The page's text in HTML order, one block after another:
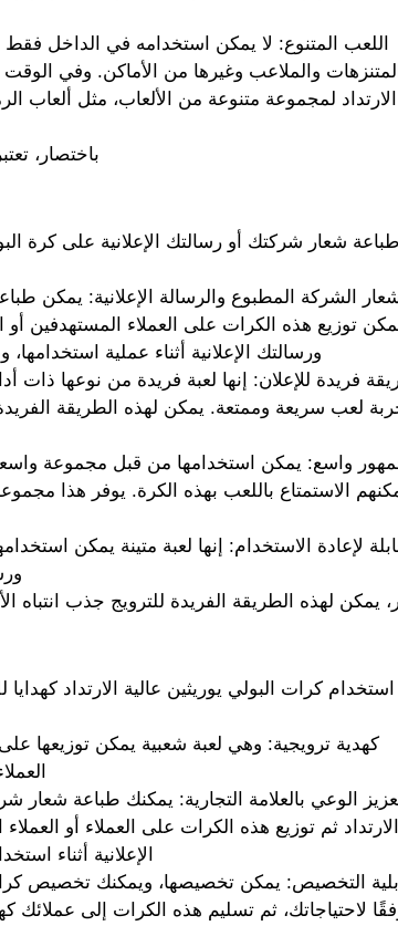
اللعب المتنوع: لا يمكن استخدامه في الداخل
المتنزهات والملاعب وغيرها من الأماكن. وفي
الارتداد لمجموعة متنوعة من الألعاب، مثل ألعاب
باختصار،
شعار شركتك أو رسالتك الإعلانية على كرة
الشركة المطبوع والرسالة الإعلانية: يمكن
توزيع هذه الكرات على العملاء المستهدفين
ورسالتك الإعلانية أثناء عملية
فريدة للإعلان: إنها لعبة فريدة من نوعها ذات
لعب سريعة وممتعة. يمكن لهذه الطريقة
واسع: يمكن استخدامها من قبل مجموعة
الاستمتاع باللعب بهذه الكرة. يوفر هذا
لإعادة الاستخدام: إنها لعبة متينة يمكن
يمكن لهذه الطريقة الفريدة للترويج جذب
كرات البولي يوريثين عالية الارتداد
كهدية ترويجية: وهي لعبة شعبية يمكن توزيعها
الوعي بالعلامة التجارية: يمكنك طباعة شعار
الارتداد ثم توزيع هذه الكرات على العملاء أو
الإعلانية أثناء
التخصيص: يمكن تخصيصها، ويمكنك تخصيص كرات
لاحتياجاتك، ثم تسليم هذه الكرات إلى عملائك